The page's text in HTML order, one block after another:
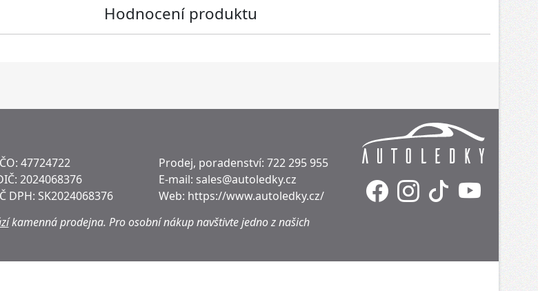
Hodnocení produktu
47724722
2024068376
DPH: SK2024068376
Prodej, poradenství: 722 295 955
E-mail: sales@autoledky.cz
Web: https://www.autoledky.cz/
kamenná prodejna. Pro osobní nákup navštivte jedno z našich